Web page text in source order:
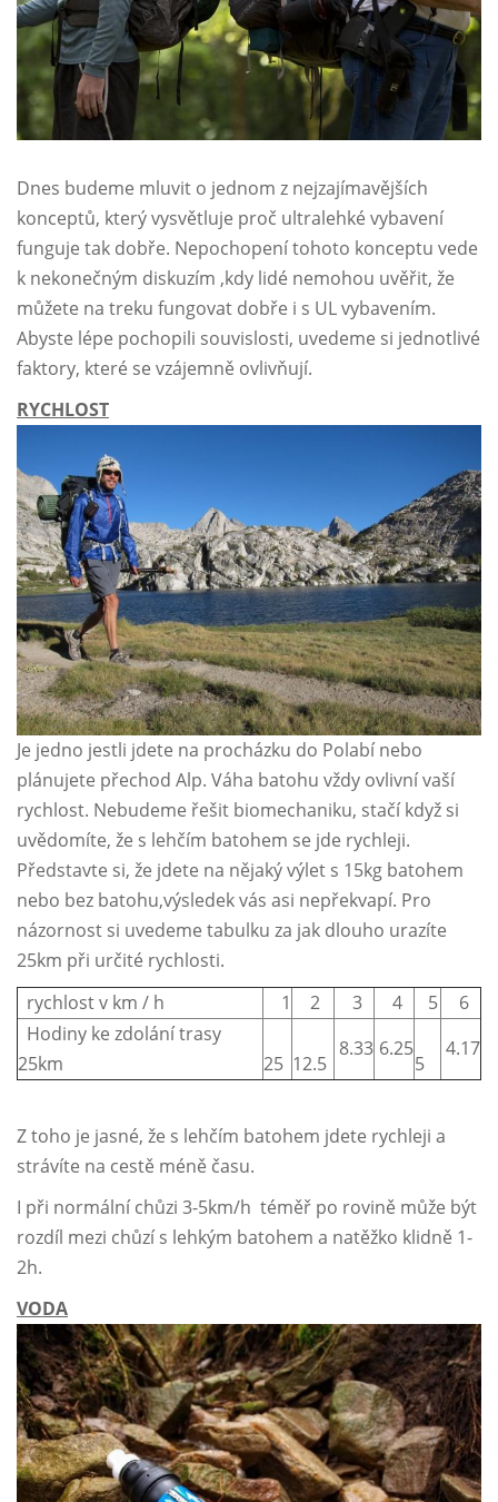
Dnes budeme mluvit o jednom z nejzajímavějších
konceptů, který vysvětluje proč ultralehké vybavení
funguje tak dobře. Nepochopení tohoto konceptu vede
k nekonečným diskuzím ,kdy lidé nemohou uvěřit, že
můžete na treku fungovat dobře i s UL vybavením.
Abyste lépe pochopili souvislosti, uvedeme si jednotlivé
faktory, které se vzájemně ovlivňují.
RYCHLOST
Je jedno jestli jdete na procházku do Polabí nebo
plánujete přechod Alp. Váha batohu vždy ovlivní vaší
rychlost. Nebudeme řešit biomechaniku, stačí když si
uvědomíte, že s lehčím batohem se jde rychleji.
Představte si, že jdete na nějaký výlet s 15kg batohem
nebo bez batohu,výsledek vás asi nepřekvapí. Pro
názornost si uvedeme tabulku za jak dlouho urazíte
25km při určité rychlosti.
rychlost v km / h
1 2 3 4 5
6
Hodiny ke zdolání trasy
25km
25 12.5
8.33 6.25
5
4.17
Z toho je jasné, že s lehčím batohem jdete rychleji a
strávíte na cestě méně času.
I při normální chůzi 3-5km/h téměř po rovině může být
rozdíl mezi chůzí s lehkým batohem a natěžko klidně 1-
2h.
VODA